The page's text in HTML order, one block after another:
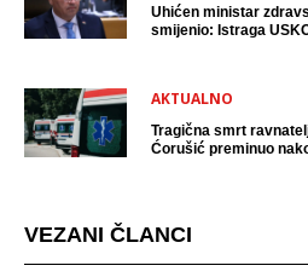
Uhićen ministar
smijenio: Istraga
AKTUALNO
Tragična smrt
Ćorušić preminuo
VEZANI ČLANCI